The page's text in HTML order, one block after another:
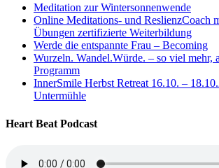
Meditation zur Wintersonnenwende
Online Meditations- und ReslienzCoach
Übungen zertifizierte Weiterbildung
Werde die entspannte Frau – Becoming
Wurzeln. Wandel.Würde. – so viel mehr,
Programm
InnerSmile Herbst Retreat 16.10. –
Untermühle
Heart Beat Podcast